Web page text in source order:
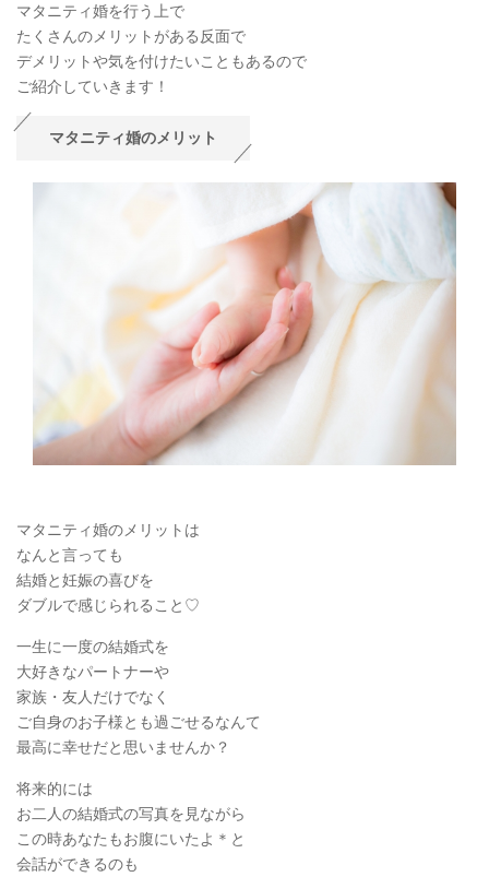
マタニティ婚を行う上で
たくさんのメリットがある反面で
デメリットや気を付けたいこともあるので
ご紹介していきます！
マタニティ婚のメリット
マタニティ婚のメリットは
なんと言っても
結婚と妊娠の喜びを
ダブルで感じられること♡
一生に一度の結婚式を
大好きなパートナーや
家族・友人だけでなく
ご自身のお子様とも過ごせるなんて
最高に幸せだと思いませんか？
将来的には
お二人の結婚式の写真を見ながら
この時あなたもお腹にいたよ＊と
会話ができるのも